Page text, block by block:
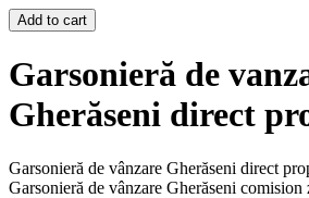
Garsonieră de
Gherăseni direct
Garsonieră de vânzare Gherăseni direct
Garsonieră de vânzare Gherăseni comision